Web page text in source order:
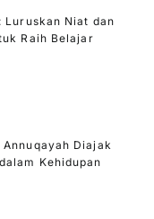
Luruskan Niat dan
Raih Belajar
Annuqayah Diajak
Kehidupan